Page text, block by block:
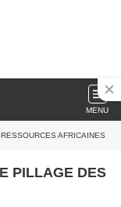
MENU
AFRICAINES
PILLAGE DES